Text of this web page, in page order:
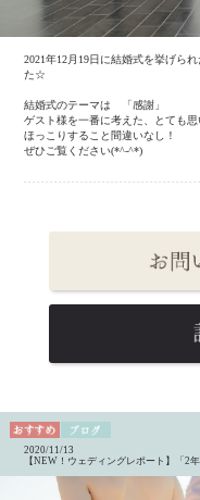
2021年12月19日に結婚式を挙げら
た☆
結婚式のテーマは 「感謝」
ゲスト様を一番に考えた、とても
ほっこりすること間違いなし！
ぜひご覧ください(*^-^*)
2020/11/13
【NEW！ウェディングレポート】「2